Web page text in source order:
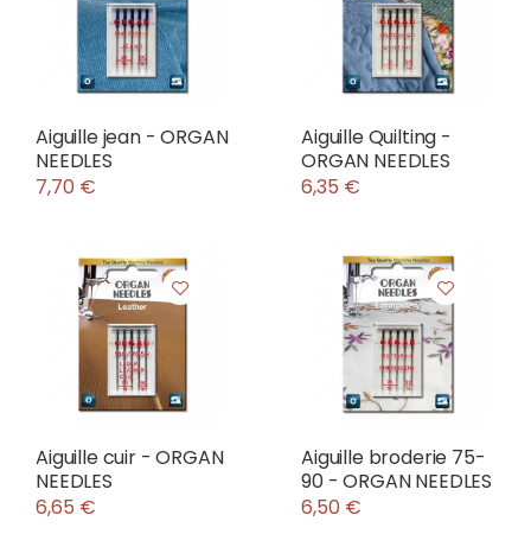
Aiguille jean - ORGAN
NEEDLES
7,70 €
Aiguille Quilting -
ORGAN NEEDLES
6,35 €
Aiguille cuir - ORGAN
NEEDLES
6,65 €
Aiguille broderie 75-
90 - ORGAN NEEDLES
6,50 €